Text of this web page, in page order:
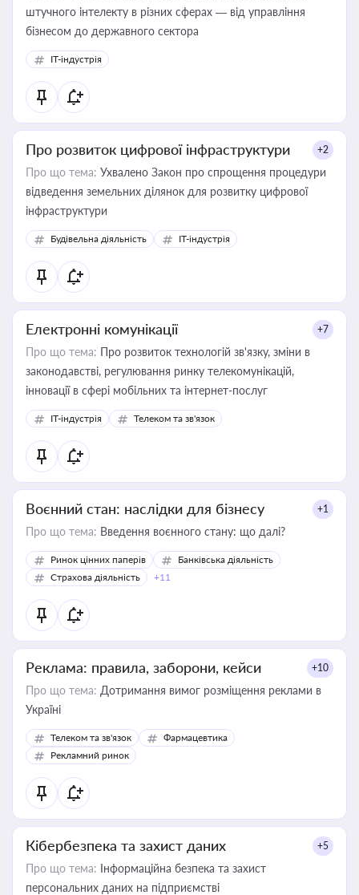
штучного інтелекту в різних сферах — від управління
бізнесом до державного сектора
IT-індустрія
Про розвиток цифрової інфраструктури +2
Про що тема: Ухвалено Закон про спрощення процедури
відведення земельних ділянок для розвитку цифрової
інфраструктури
Будівельна діяльність IT-індустрія
Електронні комунікації +7
Про що тема: Про розвиток технологій зв'язку, зміни в
законодавстві, регулювання ринку телекомунікацій,
інновації в сфері мобільних та інтернет-послуг
IT-індустрія Телеком та зв'язок
Воєнний стан: наслідки для бізнесу +1
Про що тема: Введення воєнного стану: що далі?
Ринок цінних паперів
Банківська діяльність
Страхова діяльність
+11
Реклама: правила, заборони, кейси +10
Про що тема: Дотримання вимог розміщення реклами в
Україні
Телеком та зв'язок
Фармацевтика
Рекламний ринок
Кібербезпека та захист даних +5
Про що тема: Інформаційна безпека та захист
персональних даних на підприємстві